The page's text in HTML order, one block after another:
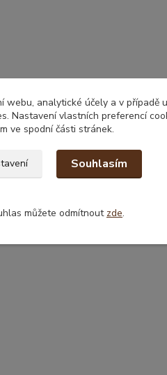
webu, analytické účely a v případě
Nastavení vlastních preferencí
ve spodní části stránek.
Souhlasím
můžete odmítnout zde.